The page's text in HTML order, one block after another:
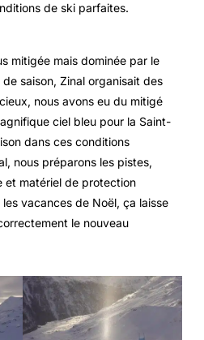
de ski parfaites.
mitigée mais dominée par le
saison, Zinal organisait des
nous avons eu du mitigé
ciel bleu pour la Saint-
dans ces conditions
nous préparons les pistes,
et matériel de protection
vacances de Noël, ça laisse
le nouveau